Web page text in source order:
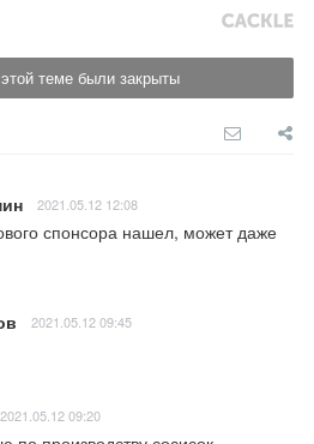
теме были закрыты
2021.05.12 12:08
спонсора нашел, может даже
2021.05.12 09:45
2021.05.12 09:20